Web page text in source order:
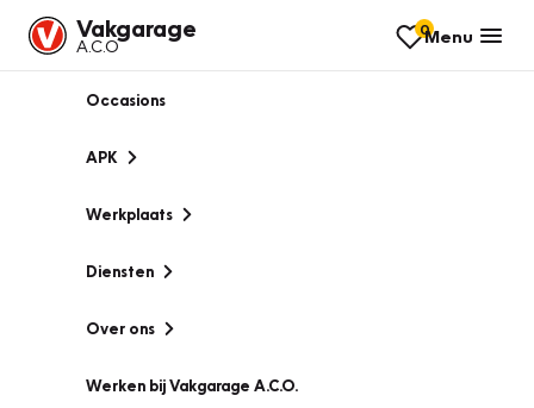
Vakgarage
A.C.O
0Menu
Occasions
APK
Werkplaats
Diensten
Over ons
Werken bij Vakgarage A.C.O.